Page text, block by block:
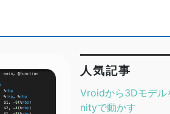
人気記事
Vroidから3Dモデル
nityで動かす